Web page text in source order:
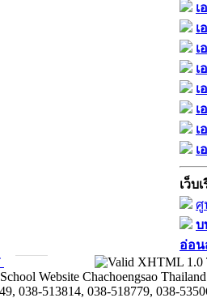
เ
เ
เ
เ
เ
เ
เ
เ
เว็บ
ศู
บ
อ่อน
Website Chachoengsao Thailand
038-513814, 038-518779, 038-